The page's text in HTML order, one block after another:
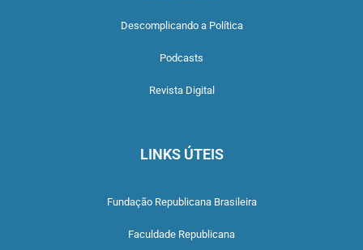
Descomplicando a Política
Podcasts
Revista Digital
LINKS ÚTEIS
Fundação Republicana Brasileira
Faculdade Republicana